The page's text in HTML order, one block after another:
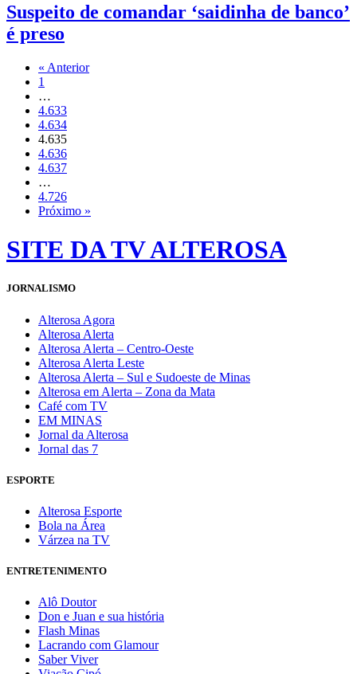
Suspeito de comandar ‘saidinha de banco’
é preso
« Anterior
1
…
4.633
4.634
4.635
4.636
4.637
…
4.726
Próximo »
SITE DA TV ALTEROSA
JORNALISMO
Alterosa Agora
Alterosa Alerta
Alterosa Alerta – Centro-Oeste
Alterosa Alerta Leste
Alterosa Alerta – Sul e Sudoeste de Minas
Alterosa em Alerta – Zona da Mata
Café com TV
EM MINAS
Jornal da Alterosa
Jornal das 7
ESPORTE
Alterosa Esporte
Bola na Área
Várzea na TV
ENTRETENIMENTO
Alô Doutor
Don e Juan e sua história
Flash Minas
Lacrando com Glamour
Saber Viver